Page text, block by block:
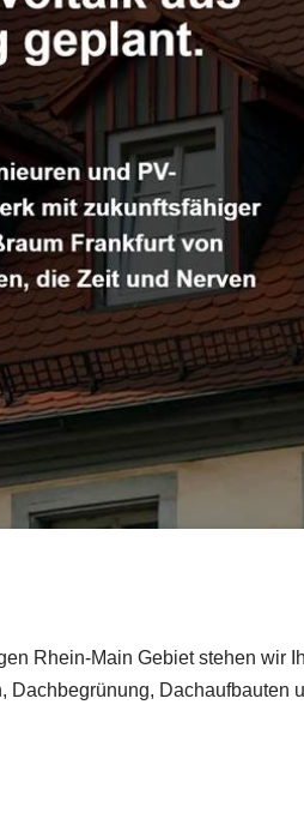
Rhein-Main Gebiet stehen wir
Dachaufbauten